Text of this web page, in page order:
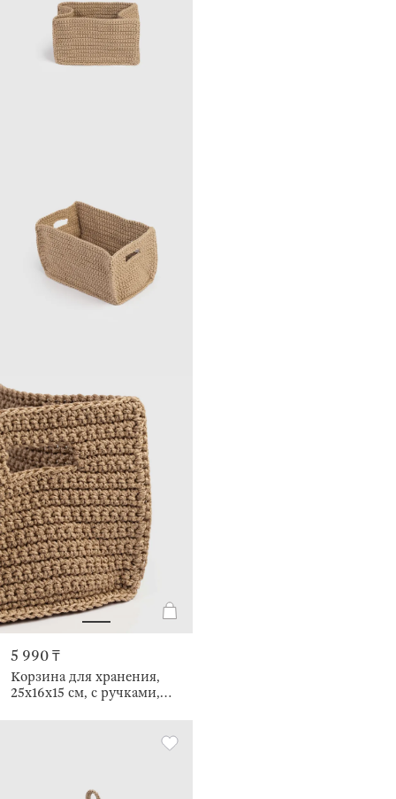
5 990 ₸
Корзина для хранения,
25х16х15 см, с ручками,